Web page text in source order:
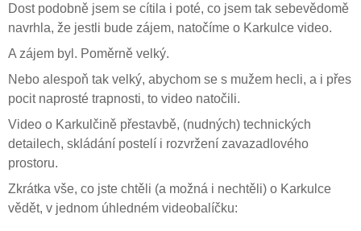
Dost podobně jsem se cítila i poté, co jsem tak sebevědomě
navrhla, že jestli bude zájem, natočíme o Karkulce video.
A zájem byl. Poměrně velký.
Nebo alespoň tak velký, abychom se s mužem hecli, a i přes
pocit naprosté trapnosti, to video natočili.
Video o Karkulčině přestavbě, (nudných) technických
detailech, skládání postelí i rozvržení zavazadlového
prostoru.
Zkrátka vše, co jste chtěli (a možná i nechtěli) o Karkulce
vědět, v jednom úhledném videobalíčku: